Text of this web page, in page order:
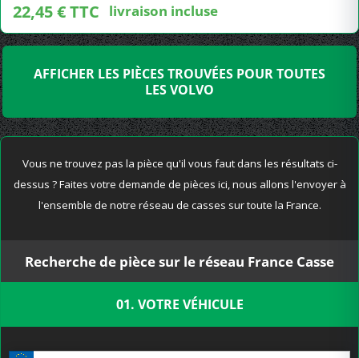
22,45 € TTC livraison incluse
AFFICHER LES PIÈCES TROUVÉES POUR TOUTES
LES VOLVO
Vous ne trouvez pas la pièce qu'il vous faut dans les résultats ci-
dessus ? Faites votre demande de pièces ici, nous allons l'envoyer à
l'ensemble de notre réseau de casses sur toute la France.
Recherche de pièce sur le réseau France Casse
01. VOTRE VÉHICULE